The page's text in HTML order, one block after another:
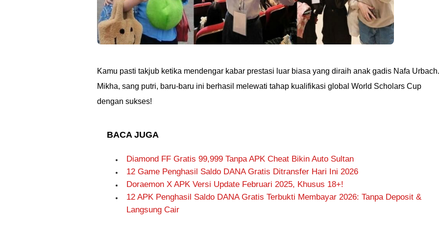
Kamu pasti takjub ketika mendengar kabar prestasi luar biasa yang diraih anak gadis Nafa Urbach.
Mikha, sang putri, baru-baru ini berhasil melewati tahap kualifikasi global World Scholars Cup
dengan sukses!
BACA JUGA
Diamond FF Gratis 99,999 Tanpa APK Cheat Bikin Auto Sultan
12 Game Penghasil Saldo DANA Gratis Ditransfer Hari Ini 2026
Doraemon X APK Versi Update Februari 2025, Khusus 18+!
12 APK Penghasil Saldo DANA Gratis Terbukti Membayar 2026: Tanpa Deposit &
Langsung Cair